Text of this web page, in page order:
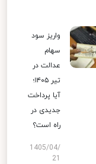
واریز سود
سهام
عدالت در
تیر ۱۴۰۵؛
آیا پرداخت
جدیدی در
راه است؟
1405/04/